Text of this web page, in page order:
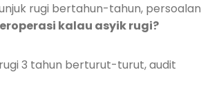
rugi bertahun-tahun, persoalan
kalau asyik rugi?
3 tahun berturut-turut, audit